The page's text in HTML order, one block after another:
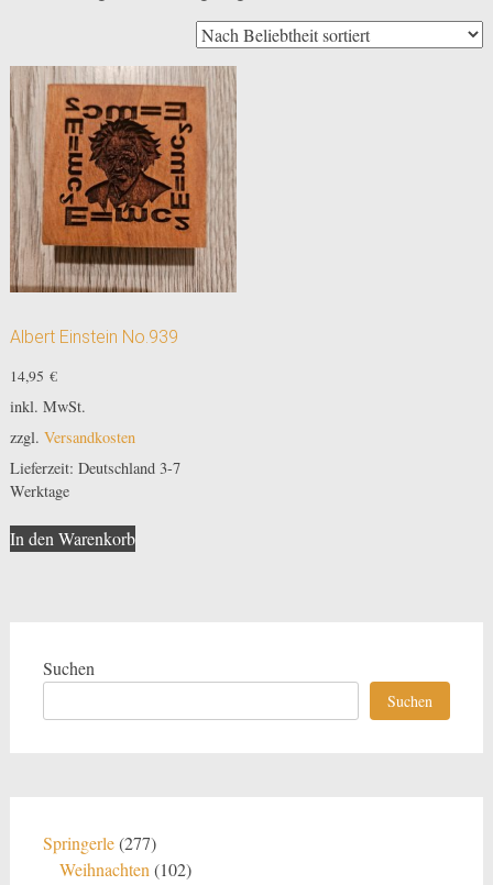
Albert Einstein No.939
14,95 €
inkl. MwSt.
zzgl. Versandkosten
Lieferzeit: Deutschland 3-7
Werktage
In den Warenkorb
Suchen
Suchen
Springerle 277277
Produkte
Weihnachten 102102